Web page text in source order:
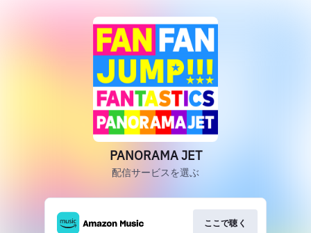
PANORAMA JET
配信サービスを選ぶ
ここで聴く